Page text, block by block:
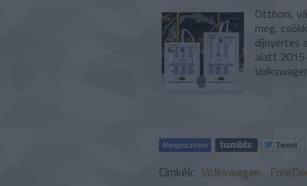
Otthoni,
meg,
díjnyertes
alatt
Címkék: Volkswagen